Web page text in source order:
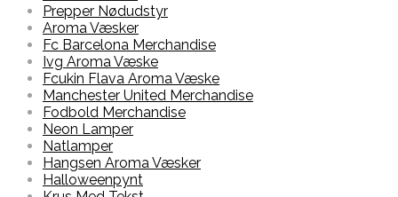
Prepper Nødudstyr
Aroma Væsker
Fc Barcelona Merchandise
Ivg Aroma Væske
Fcukin Flava Aroma Væske
Manchester United Merchandise
Fodbold Merchandise
Neon Lamper
Natlamper
Hangsen Aroma Væsker
Halloweenpynt